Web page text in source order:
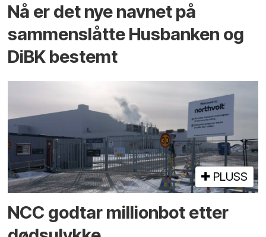
Nå er det nye navnet på
sammenslåtte Husbanken og
DiBK bestemt
PLUSS
NCC godtar millionbot etter